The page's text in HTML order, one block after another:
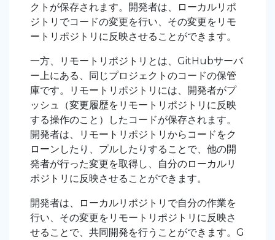
クトが保存されます。開発者は、ローカルリポ
ジトリでコードの変更を行い、その変更をリモ
ートリポジトリに反映させることができます。
一方、リモートリポジトリとは、GitHubサーバ
ー上にある、同じプロジェクトのコードの保管
庫です。リモートリポジトリには、開発者がプ
ッシュ（変更履歴をリモートリポジトリに反映
する操作のこと）したコードが保存されます。
開発者は、リモートリポジトリからコードをク
ローンしたり、プルしたりすることで、他の開
発者が行った変更を取得し、自分のローカルリ
ポジトリに反映させることができます。
開発者は、ローカルリポジトリで自分の作業を
行い、その変更をリモートリポジトリに反映さ
せることで、共同開発を行うことができます。G